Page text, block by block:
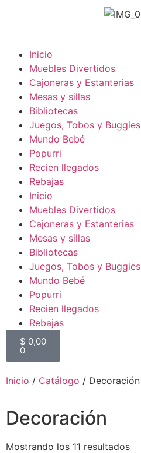
Inicio
Muebles Divertidos
Cajoneras y Estanterias
Mesas y sillas
Bibliotecas
Juegos, Tobos y Buggies
Mundo Bebé
Popurri
Recien llegados
Rebajas
Inicio
Muebles Divertidos
Cajoneras y Estanterias
Mesas y sillas
Bibliotecas
Juegos, Tobos y Buggies
Mundo Bebé
Popurri
Recien llegados
Rebajas
$ 0,00
0
Inicio / Catálogo / Decoración
Decoración
Mostrando los 11 resultados